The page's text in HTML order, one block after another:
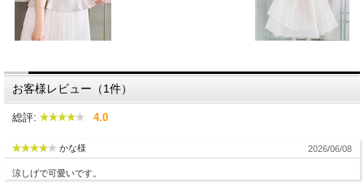
お客様レビュー（1件）
総評: 4.0
かな様 2026/06/08
涼しげで可愛いです。